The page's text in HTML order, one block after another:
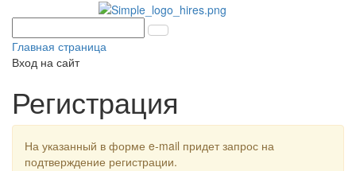
Главная страница
Вход на сайт
Регистрация
На указанный в форме e-mail придет запрос на
подтверждение регистрации.